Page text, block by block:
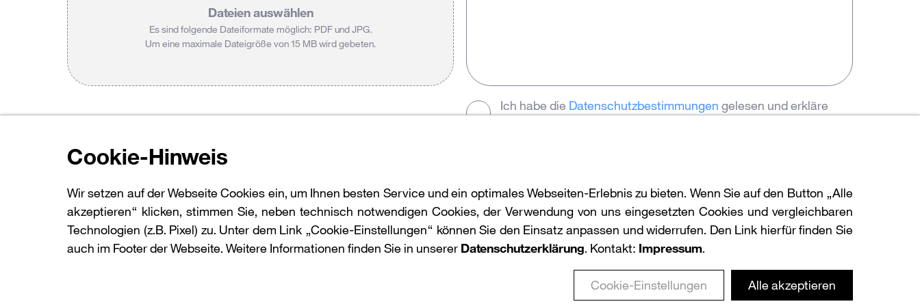
Dateien auswählen
Es sind folgende Dateiformate möglich: PDF und JPG.
Um eine maximale Dateigröße von 15 MB wird gebeten.
Ich habe die Datenschutzbestimmungen gelesen und erkläre
mich mit diesen einverstanden.
Cookie-Hinweis
Wir setzen auf der Webseite Cookies ein, um Ihnen besten Service und ein optimales Webseiten-Erlebnis zu bieten. Wenn Sie auf den Button „Alle
akzeptieren“ klicken, stimmen Sie, neben technisch notwendigen Cookies, der Verwendung von uns eingesetzten Cookies und vergleichbaren
Technologien (z.B. Pixel) zu. Unter dem Link „Cookie-Einstellungen“ können Sie den Einsatz anpassen und widerrufen. Den Link hierfür finden Sie
auch im Footer der Webseite. Weitere Informationen finden Sie in unserer Datenschutzerklärung. Kontakt: Impressum.
Cookie-Einstellungen Alle akzeptieren